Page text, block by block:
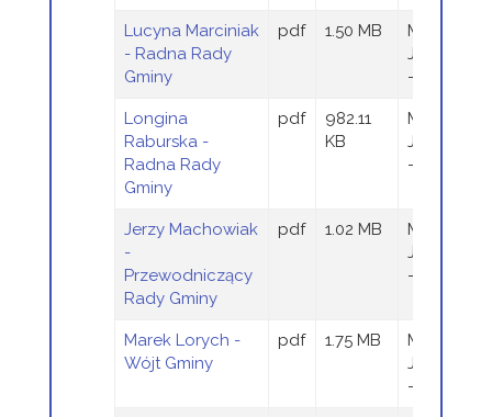
Lucyna Marciniak
- Radna Rady
Gminy
pdf 1.50 MB
-
Longina
Raburska -
Radna Rady
Gminy
pdf
982.11
KB
-
Jerzy Machowiak
-
Przewodniczący
Rady Gminy
pdf 1.02 MB
-
Marek Lorych -
Wójt Gminy
pdf 1.75 MB
-